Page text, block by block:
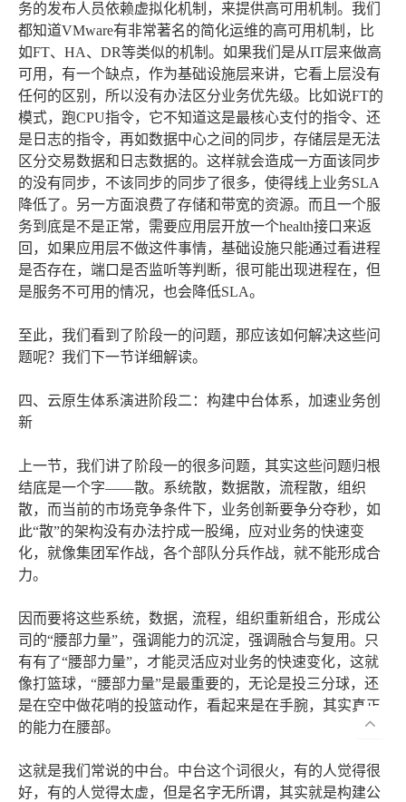
务的发布人员依赖虚拟化机制，来提供高可用机制。我们
都知道VMware有非常著名的简化运维的高可用机制，比
如FT、HA、DR等类似的机制。如果我们是从IT层来做高
可用，有一个缺点，作为基础设施层来讲，它看上层没有
任何的区别，所以没有办法区分业务优先级。比如说FT的
模式，跑CPU指令，它不知道这是最核心支付的指令、还
是日志的指令，再如数据中心之间的同步，存储层是无法
区分交易数据和日志数据的。这样就会造成一方面该同步
的没有同步，不该同步的同步了很多，使得线上业务SLA
降低了。另一方面浪费了存储和带宽的资源。而且一个服
务到底是不是正常，需要应用层开放一个health接口来返
回，如果应用层不做这件事情，基础设施只能通过看进程
是否存在，端口是否监听等判断，很可能出现进程在，但
是服务不可用的情况，也会降低SLA。
至此，我们看到了阶段一的问题，那应该如何解决这些问
题呢？我们下一节详细解读。
四、云原生体系演进阶段二：构建中台体系，加速业务创
新
上一节，我们讲了阶段一的很多问题，其实这些问题归根
结底是一个字——散。系统散，数据散，流程散，组织
散，而当前的市场竞争条件下，业务创新要争分夺秒，如
此“散”的架构没有办法拧成一股绳，应对业务的快速变
化，就像集团军作战，各个部队分兵作战，就不能形成合
力。
因而要将这些系统，数据，流程，组织重新组合，形成公
司的“腰部力量”，强调能力的沉淀，强调融合与复用。只
有有了“腰部力量”，才能灵活应对业务的快速变化，这就
像打篮球，“腰部力量”是最重要的，无论是投三分球，还
是在空中做花哨的投篮动作，看起来是在手腕，其实真正
的能力在腰部。
这就是我们常说的中台。中台这个词很火，有的人觉得很
好，有的人觉得太虚，但是名字无所谓，其实就是构建公